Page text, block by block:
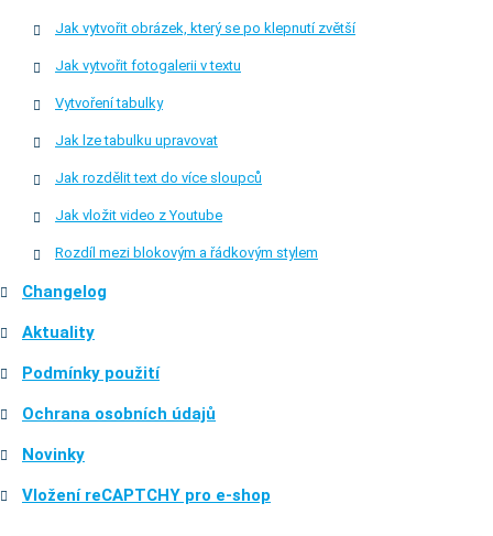
Jak vytvořit obrázek, který se po klepnutí zvětší
Jak vytvořit fotogalerii v textu
Vytvoření tabulky
Jak lze tabulku upravovat
Jak rozdělit text do více sloupců
Jak vložit video z Youtube
Rozdíl mezi blokovým a řádkovým stylem
Changelog
Aktuality
Podmínky použití
Ochrana osobních údajů
Novinky
Vložení reCAPTCHY pro e-shop